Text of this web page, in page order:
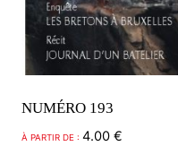
NUMÉRO 193
À PARTIR DE : 4.00 €